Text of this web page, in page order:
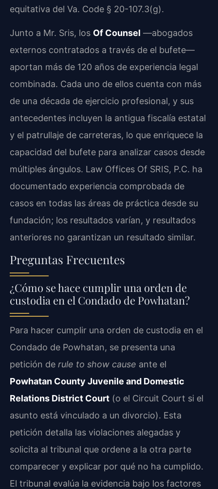
equitativa del Va. Code § 20-107.3(g).
Junto a Mr. Sris, los Of Counsel —abogados
externos contratados a través de el bufete—
aportan más de 120 años de experiencia legal
combinada. Cada uno de ellos cuenta con más
de una década de ejercicio profesional, y sus
antecedentes incluyen la antigua fiscalía estatal
y el patrullaje de carreteras, lo que enriquece la
capacidad del bufete para analizar casos desde
múltiples ángulos. Law Offices Of SRIS, P.C. ha
documentado experiencia comprobada de
casos en todas las áreas de práctica desde su
fundación; los resultados varían, y resultados
anteriores no garantizan un resultado similar.
Preguntas Frecuentes
¿Cómo se hace cumplir una orden de
custodia en el Condado de Powhatan?
Para hacer cumplir una orden de custodia en el
Condado de Powhatan, se presenta una
petición de rule to show cause ante el
Powhatan County Juvenile and Domestic
Relations District Court (o el Circuit Court si el
asunto está vinculado a un divorcio). Esta
petición detalla las violaciones alegadas y
solicita al tribunal que ordene a la otra parte
comparecer y explicar por qué no ha cumplido.
El tribunal evalúa la evidencia bajo los factores